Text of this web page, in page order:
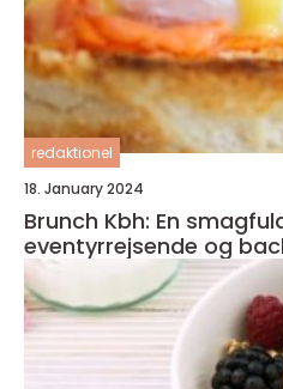
redaktionel
18. January 2024
Brunch Kbh: En
eventyrrejsende og